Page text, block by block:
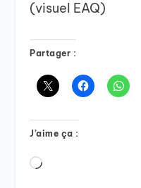
(visuel EAQ)
Partager :
J’aime ça :
Chargement…